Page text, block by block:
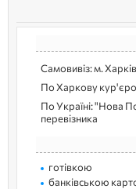
Самовивіз: м.
По Харкову
По Україні: "Нова
перевізника
готівкою
банківською